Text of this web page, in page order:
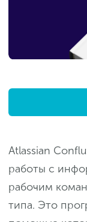
Atlassian
работы с
рабочим
типа. Это